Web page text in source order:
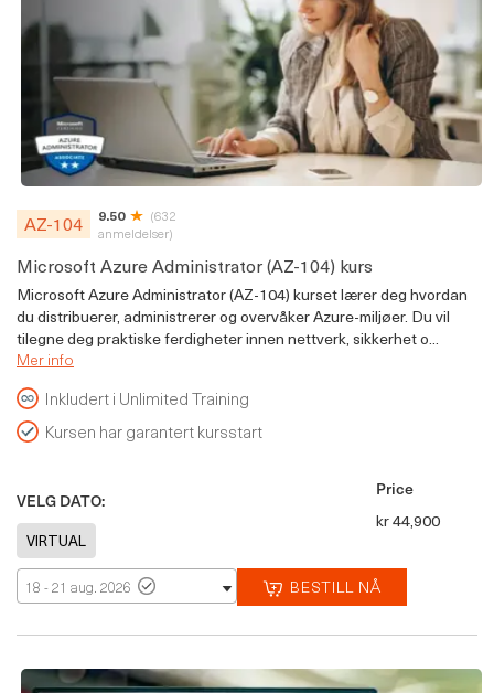
AZ-104 9.50
(632
anmeldelser)
Microsoft Azure Administrator (AZ-104) kurs
Microsoft Azure Administrator (AZ-104) kurset lærer deg hvordan
du distribuerer, administrerer og overvåker Azure-miljøer. Du vil
tilegne deg praktiske ferdigheter innen nettverk, sikkerhet o...
Mer info
Inkludert i Unlimited Training
Kursen har garantert kursstart
VELG DATO:
18 - 21 aug. 2026 BESTILL NÅ
Price
kr 44,900